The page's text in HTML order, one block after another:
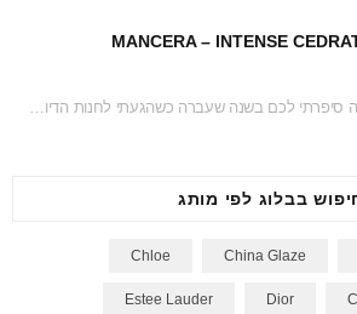
בבלוג לפי מותג
China Glaze
Chloe
Dior
Estee Lauder